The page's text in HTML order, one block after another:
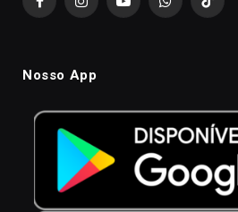
FacebookInstagramYouTubeWhatsAppTikTok
Nosso App